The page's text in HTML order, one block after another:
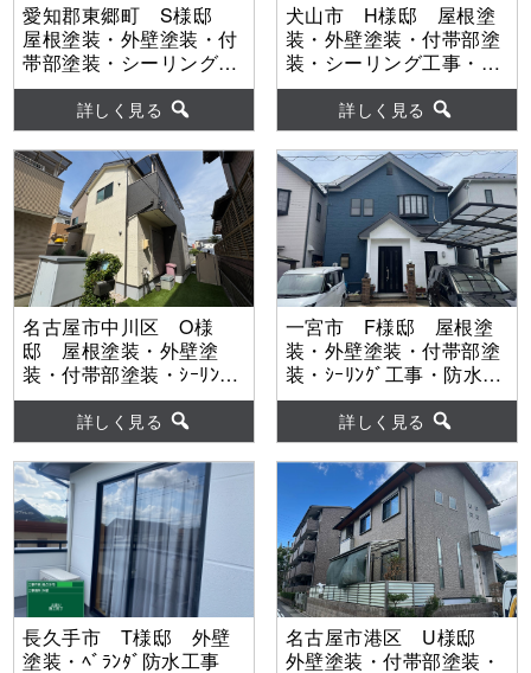
愛知郡東郷町 S様邸
屋根塗装・外壁塗装・付
帯部塗装・シーリング工
事・ベランダ防水工事
【使用塗料】屋根：ｸﾞﾗﾝ
ﾃﾞ無機 外壁：グランデ
無機
詳しく見る
犬山市 H様邸 屋根塗
装・外壁塗装・付帯部塗
装・シーリング工事・外
壁補修工事 【使用塗
料】屋根：ｳﾙﾄﾗSi 外
壁：ｳﾙﾄﾗSi
詳しく見る
名古屋市中川区 O様
邸 屋根塗装・外壁塗
装・付帯部塗装・ｼｰﾘﾝｸﾞ
工事・防水工事 【使用
塗料】屋根：超低汚染ﾘﾌ
ｧｲﾝ500無機-IR 外壁：
超低汚染ﾘﾌｧｲﾝ弾性
1000MS-IR
詳しく見る
一宮市 F様邸 屋根塗
装・外壁塗装・付帯部塗
装・ｼｰﾘﾝｸﾞ工事・防水工
事 【使用塗料】屋根：
ｽｰﾊﾟｰｾﾗﾝｿﾌｨｱ 外壁：グ
ランデ有機HRC
詳しく見る
長久手市 T様邸 外壁
塗装・ﾍﾞﾗﾝﾀﾞ防水工事
名古屋市港区 U様邸
外壁塗装・付帯部塗装・